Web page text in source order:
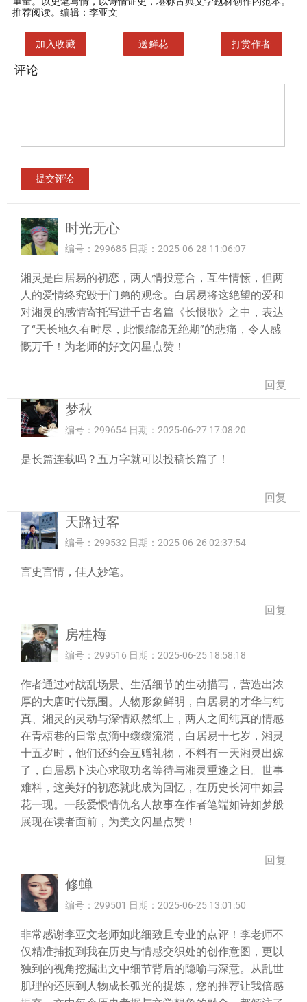
推荐阅读。编辑：李亚文
加入收藏 送鲜花 打赏作者
评论
时光无心
编号：299685 日期：2025-06-28 11:06:07
湘灵是白居易的初恋，两人情投意合，互生情愫，但两
人的爱情终究毁于门弟的观念。白居易将这绝望的爱和
对湘灵的感情寄托写进千古名篇《长恨歌》之中，表达
了“天长地久有时尽，此恨绵绵无绝期”的悲痛，令人感
慨万千！为老师的好文闪星点赞！
回复
梦秋
编号：299654 日期：2025-06-27 17:08:20
是长篇连载吗？五万字就可以投稿长篇了！
回复
天路过客
编号：299532 日期：2025-06-26 02:37:54
言史言情，佳人妙笔。
回复
房桂梅
编号：299516 日期：2025-06-25 18:58:18
作者通过对战乱场景、生活细节的生动描写，营造出浓
厚的大唐时代氛围。人物形象鲜明，白居易的才华与纯
真、湘灵的灵动与深情跃然纸上，两人之间纯真的情感
在青梧巷的日常点滴中缓缓流淌，白居易十七岁，湘灵
十五岁时，他们还约会互赠礼物，不料有一天湘灵出嫁
了，白居易下决心求取功名等待与湘灵重逢之日。世事
难料，这美好的初恋就此成为回忆，在历史长河中如昙
花一现。一段爱恨情仇名人故事在作者笔端如诗如梦般
展现在读者面前，为美文闪星点赞！
回复
修蝉
编号：299501 日期：2025-06-25 13:01:50
非常感谢李亚文老师如此细致且专业的点评！李老师不
仅精准捕捉到我在历史与情感交织处的创作意图，更以
独到的视角挖掘出文中细节背后的隐喻与深意。从乱世
肌理的还原到人物成长弧光的提炼，您的推荐让我倍感